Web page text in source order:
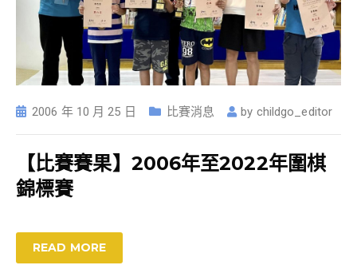
2006 年 10 月 25 日 比賽消息 by childgo_editor
【比賽賽果】2006年至2022年圍棋
錦標賽
READ MORE